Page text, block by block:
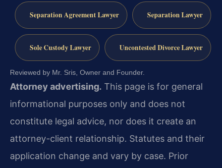
Separation Agreement Lawyer Separation Lawyer
Sole Custody Lawyer Uncontested Divorce Lawyer
Reviewed by Mr. Sris, Owner and Founder.
Attorney advertising. This page is for general
informational purposes only and does not
constitute legal advice, nor does it create an
attorney-client relationship. Statutes and their
application change and vary by case. Prior